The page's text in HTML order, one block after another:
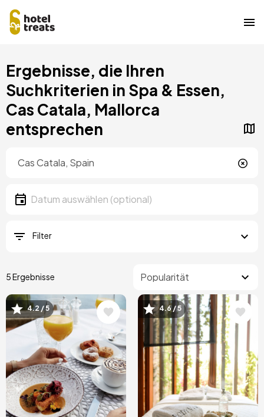
zum
Inhalt
Ergebnisse, die Ihren
Suchkriterien in Spa & Essen,
Cas Catala, Mallorca
entsprechen
Datum
Datum auswählen
Filter
5 Ergebnisse
Bild4.2 / 5 Bild4.6 / 5